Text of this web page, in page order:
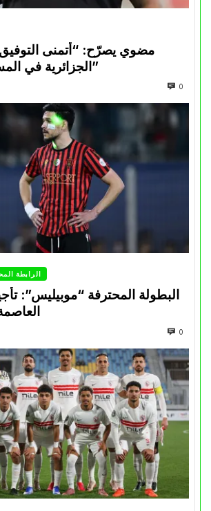
مضوي يصرّح: “أتمنى
الجزائرية في المسابقات القارية”
0
الرابطة
البطولة المحترفة “موبيليس”:
0